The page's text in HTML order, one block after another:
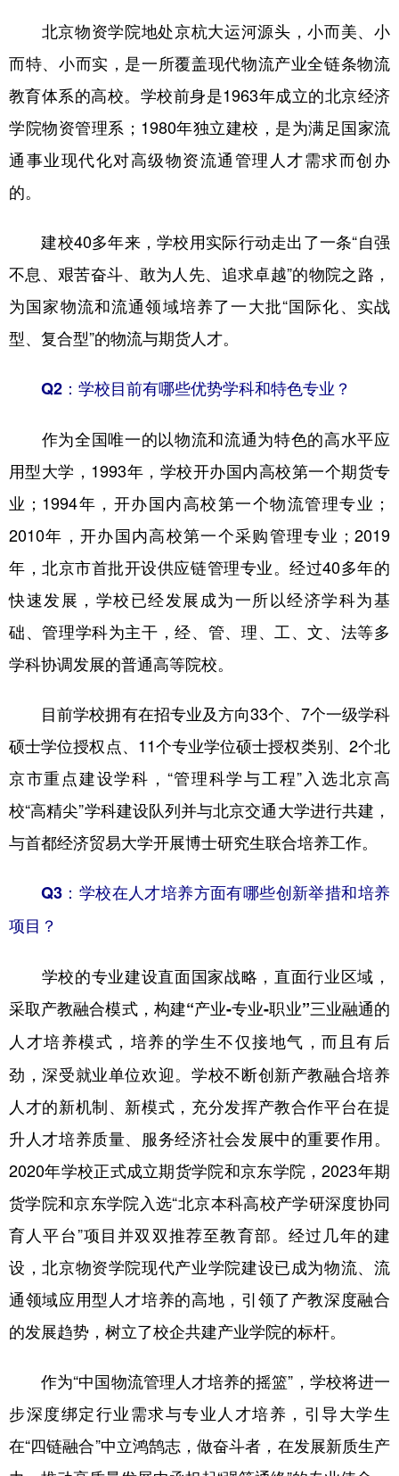
新疆 内蒙古 黑龙江
多语种频道
English Español Français عربى
北京物资学院地处京杭大运河源头，小而美、小
而特、小而实，是一所覆盖现代物流产业全链条物流
教育体系的高校。学校前身是1963年成立的北京经济
学院物资管理系；1980年独立建校，是为满足国家流
通事业现代化对高级物资流通管理人才需求而创办
的。
建校40多年来，学校用实际行动走出了一条“自强
不息、艰苦奋斗、敢为人先、追求卓越”的物院之路，
为国家物流和流通领域培养了一大批“国际化、实战
型、复合型”的物流与期货人才。
Q2：学校目前有哪些优势学科和特色专业？
作为全国唯一的以物流和流通为特色的高水平应
用型大学，1993年，学校开办国内高校第一个期货专
业；1994年，开办国内高校第一个物流管理专业；
2010年，开办国内高校第一个采购管理专业；2019
年，北京市首批开设供应链管理专业。经过40多年的
快速发展，学校已经发展成为一所以经济学科为基
础、管理学科为主干，经、管、理、工、文、法等多
学科协调发展的普通高等院校。
目前学校拥有在招专业及方向33个、7个一级学科
硕士学位授权点、11个专业学位硕士授权类别、2个北
京市重点建设学科，“管理科学与工程”入选北京高
校“高精尖”学科建设队列并与北京交通大学进行共建，
与首都经济贸易大学开展博士研究生联合培养工作。
Q3：学校在人才培养方面有哪些创新举措和培养
项目？
学校的专业建设直面国家战略，直面行业区域，
采取产教融合模式， 构建“产业-专业-职业”三业融通的
人才培养模式 ，培养的学生不仅接地气，而且有后
劲，深受就业单位欢迎。学校不断创新产教融合培养
人才的新机制、新模式，充分发挥产教合作平台在提
升人才培养质量、服务经济社会发展中的重要作用。
2020年学校正式成立期货学院和京东学院，2023年期
货学院和京东学院入选“北京本科高校产学研深度协同
育人平台”项目并双双推荐至教育部。经过几年的建
设，北京物资学院现代产业学院建设已成为物流、流
通领域应用型人才培养的高地，引领了产教深度融合
的发展趋势，树立了校企共建产业学院的标杆。
作为“中国物流管理人才培养的摇篮”，学校将进一
步深度绑定行业需求与专业人才培养，引导大学生
在“四链融合”中立鸿鹄志，做奋斗者，在发展新质生产